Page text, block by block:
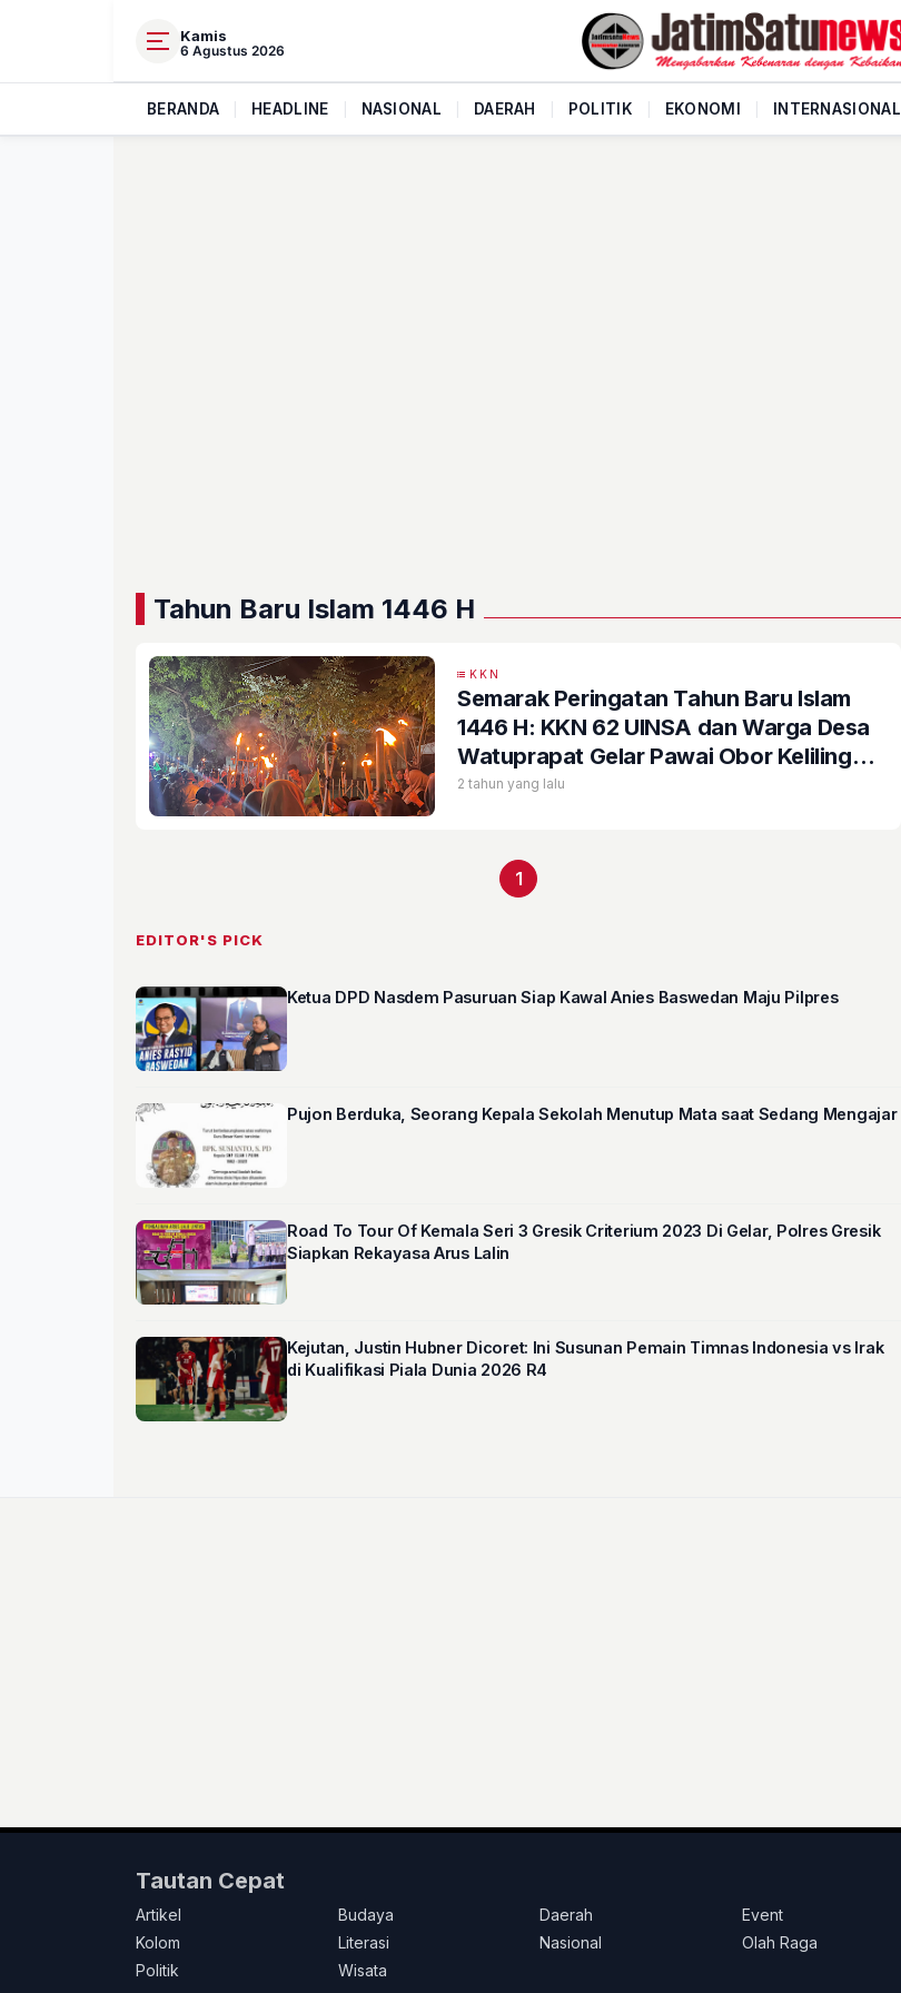
Kamis
6 Agustus 2026
BERANDA HEADLINE NASIONAL DAERAH POLITIK EKONOMI INTERNASIONAL
Tahun Baru Islam 1446 H
KKN
Semarak Peringatan Tahun Baru Islam
1446 H: KKN 62 UINSA dan Warga Desa
Watuprapat Gelar Pawai Obor Keliling
Desa dan Istighosah Bersama
2 tahun yang lalu
1
EDITOR'S PICK
Ketua DPD Nasdem Pasuruan Siap Kawal Anies Baswedan Maju Pilpres
Pujon Berduka, Seorang Kepala Sekolah Menutup Mata saat Sedang Mengajar
Road To Tour Of Kemala Seri 3 Gresik Criterium 2023 Di Gelar, Polres Gresik
Siapkan Rekayasa Arus Lalin
Kejutan, Justin Hubner Dicoret: Ini Susunan Pemain Timnas Indonesia vs Irak
di Kualifikasi Piala Dunia 2026 R4
Tautan Cepat
Artikel Budaya Daerah
Event
Kolom
Literasi Nasional
Olah Raga
Politik
Wisata